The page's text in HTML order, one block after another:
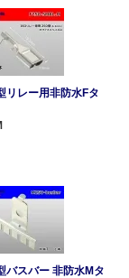
リレー用非防水Fタ
バスバー 非防水Mタ